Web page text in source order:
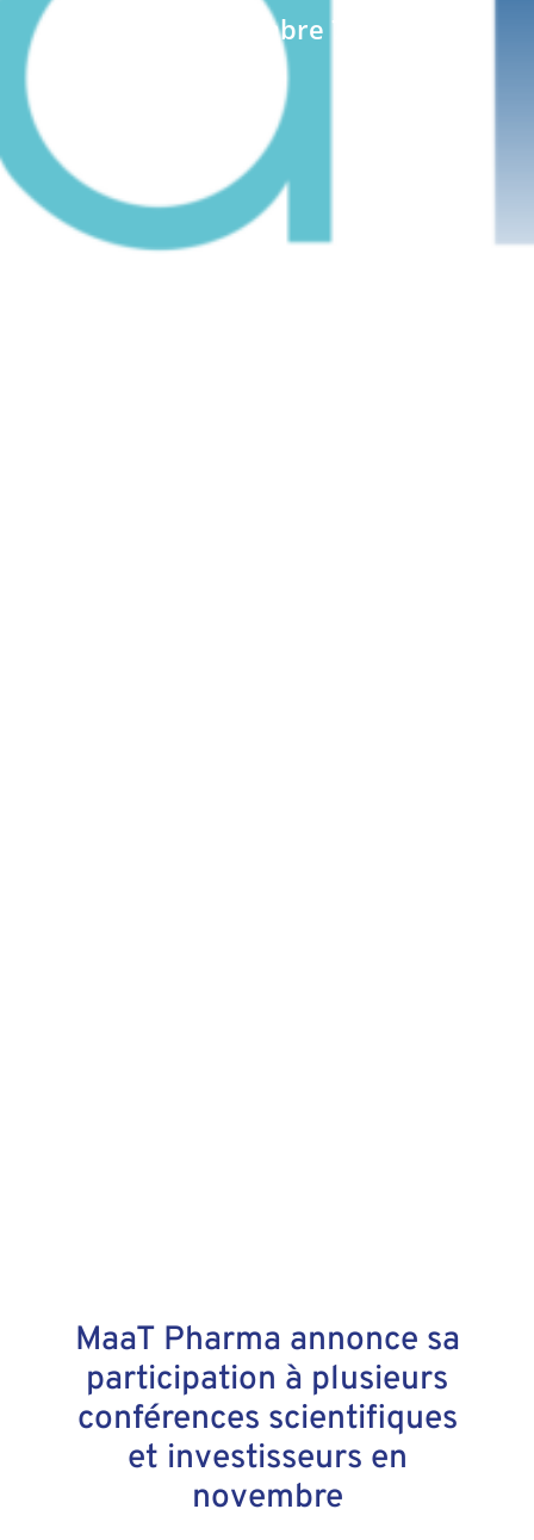
Date : novembre 7, 2022
MaaT Pharma annonce sa
participation à plusieurs
conférences scientifiques
et investisseurs en
novembre